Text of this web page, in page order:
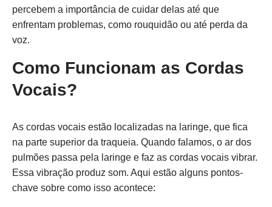
percebem a importância de cuidar delas até que
enfrentam problemas, como rouquidão ou até perda da
voz.
Como Funcionam as Cordas
Vocais?
As cordas vocais estão localizadas na laringe, que fica
na parte superior da traqueia. Quando falamos, o ar dos
pulmões passa pela laringe e faz as cordas vocais vibrar.
Essa vibração produz som. Aqui estão alguns pontos-
chave sobre como isso acontece: